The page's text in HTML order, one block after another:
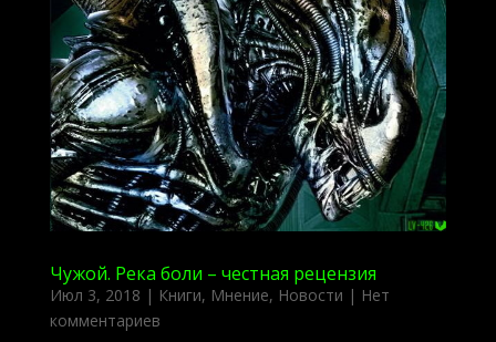
Чужой. Река боли – честная рецензия
Июл 3, 2018 | Книги, Мнение, Новости | Нет
комментариев